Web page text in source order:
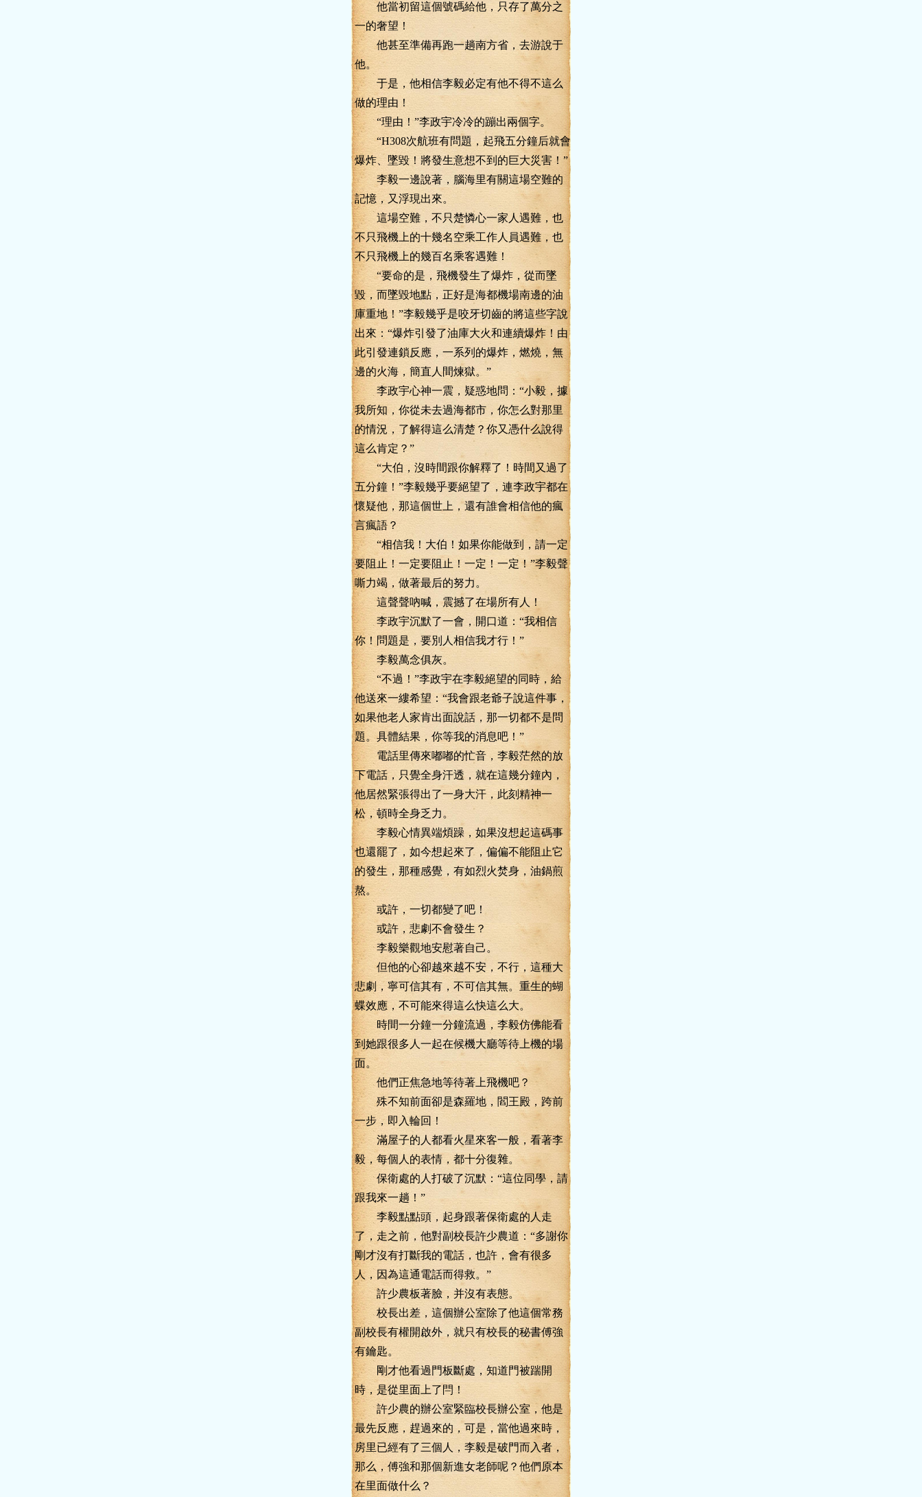
他當初留這個號碼給他，只存了萬分之
一的奢望！
他甚至準備再跑一趟南方省，去游說于
他。
于是，他相信李毅必定有他不得不這么
做的理由！
“理由！”李政宇冷冷的蹦出兩個字。
“H308次航班有問題，起飛五分鐘后就會
爆炸、墜毀！將發生意想不到的巨大災害！”
李毅一邊說著，腦海里有關這場空難的
記憶，又浮現出來。
這場空難，不只楚憐心一家人遇難，也
不只飛機上的十幾名空乘工作人員遇難，也
不只飛機上的幾百名乘客遇難！
“要命的是，飛機發生了爆炸，從而墜
毀，而墜毀地點，正好是海都機場南邊的油
庫重地！”李毅幾乎是咬牙切齒的將這些字說
出來：“爆炸引發了油庫大火和連續爆炸！由
此引發連鎖反應，一系列的爆炸，燃燒，無
邊的火海，簡直人間煉獄。”
李政宇心神一震，疑惑地問：“小毅，據
我所知，你從未去過海都市，你怎么對那里
的情況，了解得這么清楚？你又憑什么說得
這么肯定？”
“大伯，沒時間跟你解釋了！時間又過了
五分鐘！”李毅幾乎要絕望了，連李政宇都在
懷疑他，那這個世上，還有誰會相信他的瘋
言瘋語？
“相信我！大伯！如果你能做到，請一定
要阻止！一定要阻止！一定！一定！”李毅聲
嘶力竭，做著最后的努力。
這聲聲吶喊，震撼了在場所有人！
李政宇沉默了一會，開口道：“我相信
你！問題是，要別人相信我才行！”
李毅萬念俱灰。
“不過！”李政宇在李毅絕望的同時，給
他送來一縷希望：“我會跟老爺子說這件事，
如果他老人家肯出面說話，那一切都不是問
題。具體結果，你等我的消息吧！”
電話里傳來嘟嘟的忙音，李毅茫然的放
下電話，只覺全身汗透，就在這幾分鐘內，
他居然緊張得出了一身大汗，此刻精神一
松，頓時全身乏力。
李毅心情異端煩躁，如果沒想起這碼事
也還罷了，如今想起來了，偏偏不能阻止它
的發生，那種感覺，有如烈火焚身，油鍋煎
熬。
或許，一切都變了吧！
或許，悲劇不會發生？
李毅樂觀地安慰著自己。
但他的心卻越來越不安，不行，這種大
悲劇，寧可信其有，不可信其無。重生的蝴
蝶效應，不可能來得這么快這么大。
時間一分鐘一分鐘流過，李毅仿佛能看
到她跟很多人一起在候機大廳等待上機的場
面。
他們正焦急地等待著上飛機吧？
殊不知前面卻是森羅地，閻王殿，跨前
一步，即入輪回！
滿屋子的人都看火星來客一般，看著李
毅，每個人的表情，都十分復雜。
保衛處的人打破了沉默：“這位同學，請
跟我來一趟！”
李毅點點頭，起身跟著保衛處的人走
了，走之前，他對副校長許少農道：“多謝你
剛才沒有打斷我的電話，也許，會有很多
人，因為這通電話而得救。”
許少農板著臉，并沒有表態。
校長出差，這個辦公室除了他這個常務
副校長有權開啟外，就只有校長的秘書傅強
有鑰匙。
剛才他看過門板斷處，知道門被踹開
時，是從里面上了閂！
許少農的辦公室緊臨校長辦公室，他是
最先反應，趕過來的，可是，當他過來時，
房里已經有了三個人，李毅是破門而入者，
那么，傅強和那個新進女老師呢？他們原本
在里面做什么？